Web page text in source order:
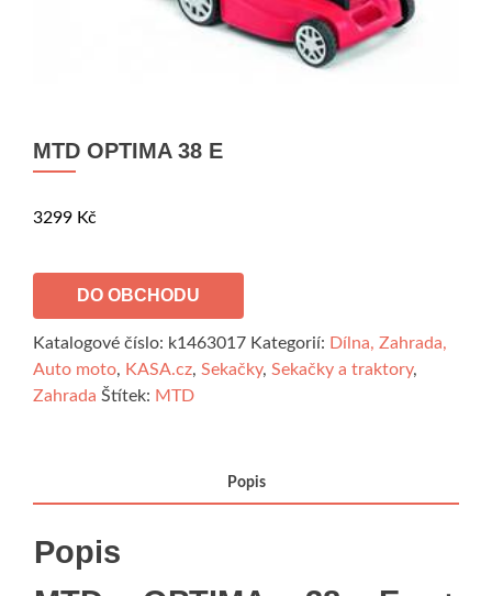
MTD OPTIMA 38 E
3299 Kč
DO OBCHODU
Katalogové číslo: k1463017 Kategorií: Dílna, Zahrada,
Auto moto, KASA.cz, Sekačky, Sekačky a traktory,
Zahrada Štítek: MTD
Popis
Popis